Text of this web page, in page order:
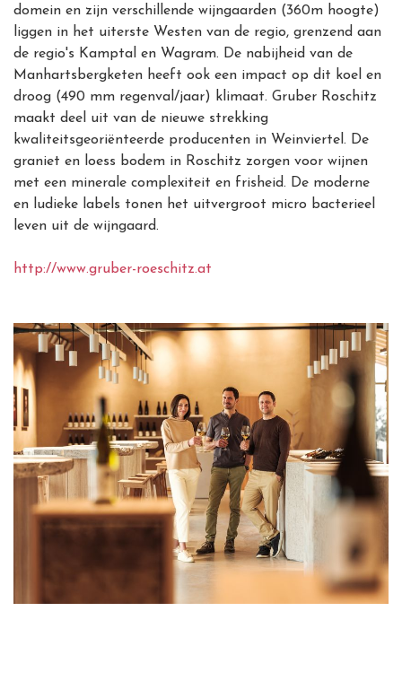
domein en zijn verschillende wijngaarden (360m hoogte)
liggen in het uiterste Westen van de regio, grenzend aan
de regio's Kamptal en Wagram. De nabijheid van de
Manhartsbergketen heeft ook een impact op dit koel en
droog (490 mm regenval/jaar) klimaat. Gruber Roschitz
maakt deel uit van de nieuwe strekking
kwaliteitsgeoriënteerde producenten in Weinviertel. De
graniet en loess bodem in Roschitz zorgen voor wijnen
met een minerale complexiteit en frisheid. De moderne
en ludieke labels tonen het uitvergroot micro bacterieel
leven uit de wijngaard.
http://www.gruber-roeschitz.at